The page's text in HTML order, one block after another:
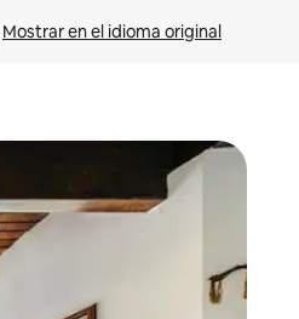
Mostrar en el idioma original